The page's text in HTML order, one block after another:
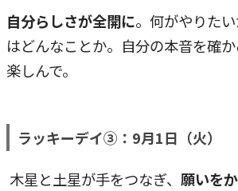
自分らしさが全開に。何がやりた
はどんなことか。自分の本音を確
楽しんで。
ラッキーデイ③：9月1日（火）
木星と土星が手をつなぎ、 願いを